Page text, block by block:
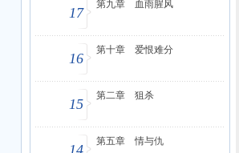
17
第九章 血雨腥风
16
第十章 爱恨难分
15
第二章 狙杀
14
第五章 情与仇